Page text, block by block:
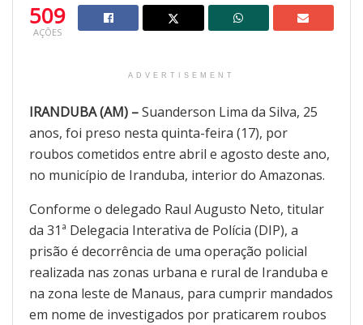
509
AÇÕES
ADVERTISEMENT
IRANDUBA (AM) –Suanderson Lima da Silva, 25
anos, foi preso nesta quinta-feira (17), por
roubos cometidos entre abril e agosto deste ano,
no município de Iranduba, interior do Amazonas.
Conforme o delegado Raul Augusto Neto, titular
da 31ª Delegacia Interativa de Polícia (DIP), a
prisão é decorrência de uma operação policial
realizada nas zonas urbana e rural de Iranduba e
na zona leste de Manaus, para cumprir mandados
em nome de investigados por praticarem roubos